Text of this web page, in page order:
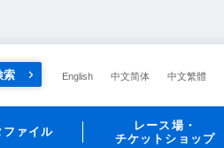
索 English 中文简体 中文繁體
ファイル
レース場・
チケットショップ